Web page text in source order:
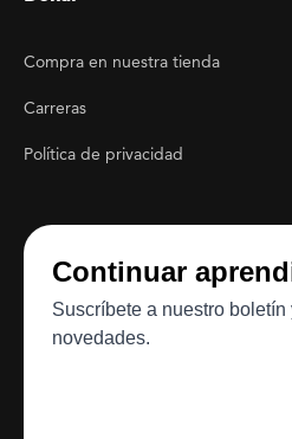
Footer Utility
Compra en nuestra tienda
Carreras
Política de privacidad